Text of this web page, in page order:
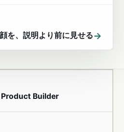
を、説明より前に見せる→
Product Builder